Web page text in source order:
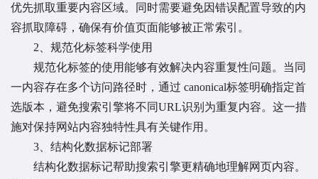
优先抓取重要内容区域。同时需要避免因错误配置导致的内
容抓取障碍，确保有价值页面能够被正常索引。
2、规范化标签科学使用
规范化标签的使用能够有效解决内容重复性问题。当同
一内容存在多个访问路径时，通过 canonical标签明确指定首
选版本，避免搜索引擎将不同URL识别为重复内容。这一措
施对保持网站内容独特性具有关键作用。
3、结构化数据标记部署
结构化数据标记帮助搜索引擎更精确地理解网页内容。